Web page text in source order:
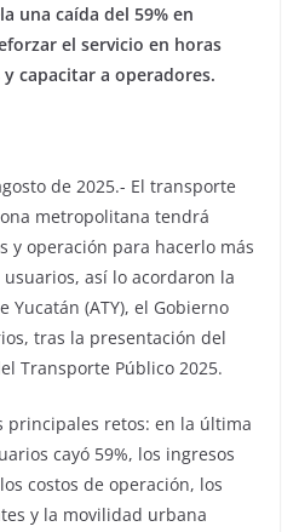
una caída del 59% en
el servicio en horas
capacitar a operadores.
de 2025.- El transporte
metropolitana tendrá
y operación para hacerlo más
así lo acordaron la
Yucatán (ATY), el Gobierno
tras la presentación del
Transporte Público 2025.
principales retos: en la última
cayó 59%, los ingresos
costos de operación, los
y la movilidad urbana